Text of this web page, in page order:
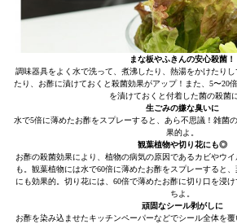
まな板やふきんの安心殺菌！
調味器具をよく水で洗って、煮沸したり、熱湯をかけたり
たり、お酢に漬けておくと殺菌効果がアップ！また、5〜20
を漬けておくと付着した菌の殺菌に
生ごみの嫌な臭いに
水で5倍に薄めたお酢をスプレーすると、あら不思議！雑菌
果的よ。
観葉植物や切り花にも◎
お酢の殺菌効果により、植物の病気の原因であるカビやウ
も。観葉植物には水で60倍に薄めたお酢をスプレーすると
にも効果的。切り花には、60倍で薄めたお酢に切り口を浸
ちよ。
頑固なシール剥がしに
お酢を染み込ませたキッチンペーパーなどでシール全体を覆